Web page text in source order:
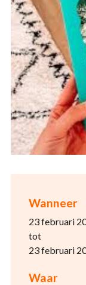
Wanneer
23 februari
tot
23 februari
Waar